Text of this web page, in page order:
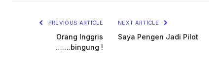
PREVIOUS ARTICLE
Orang Inggris
…….bingung !
NEXT ARTICLE
Saya Pengen Jadi Pilot